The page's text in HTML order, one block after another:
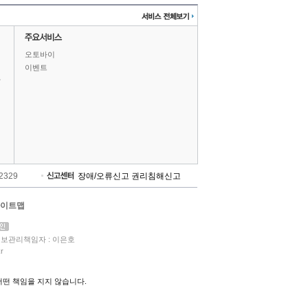
오토바이
이벤트
장애/오류신고 권리침해신고
트맵
관리책임자 : 이은호
책임을 지지 않습니다.